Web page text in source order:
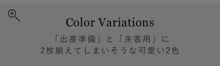
戻る
マタニティウェア全て
戻る
マタニティ 下着・インナー全て
戻る
戻る
マタニティ フォーマル全て
戻る
戻る
マタニティレッグウェア全て
戻る
マタニティ ボディケア全て
戻る
アウトレット全て
戻る
戻る
送料無料アイテム全て
ブラキャミ おまとめ
【37周年祭セール】
気温差別オススメア
マタニティウェア
こだわりの履き心地
出産準備応援割全て
春のマタニティワン
Gift Selection 出産
冬の冷え対策インナ
入院準備の持ち物チ
冬のあったか特集全て